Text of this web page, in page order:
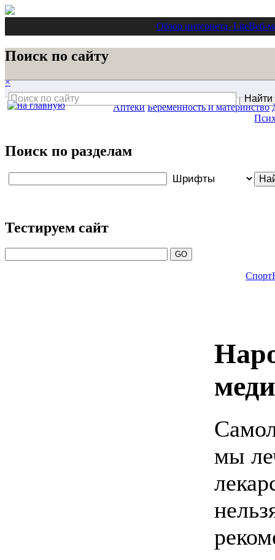
Обзор интернета- LiteВеб-
Поиск по сайту
×
Поиск по разделам
Тестируем сайт
Спорт
Аптеки Беременность и материнство
мы